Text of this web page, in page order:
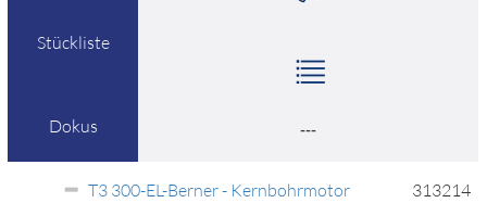
Stückliste
Dokus ---
T3 300-EL-Berner - Kernbohrmotor 313214